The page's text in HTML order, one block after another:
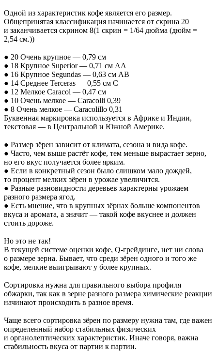
Одной из характеристик кофе является его размер.
Общепринятая классификация начинается от скрина 20
и заканчивается скрином 8(1 скрин = 1/64 дюйма (дюйм =
2,54 см.))
● 20 Очень крупное — 0,79 см
● 18 Крупное Superior — 0,71 см АА
● 16 Крупное Segundas — 0,63 см АВ
● 14 Среднее Terceras — 0,55 см С
● 12 Мелкое Caracol — 0,47 см
● 10 Очень мелкое — Caracolli 0,39
● 8 Очень мелкое — Caracolillo 0,31
Буквенная маркировка используется в Африке и Индии,
текстовая — в Центральной и Южной Америке.
● Размер зёрен зависит от климата, сезона и вида кофе.
● Часто, чем выше растёт кофе, тем меньше вырастает зерно,
но его вкус получается более ярким.
● Если в конкретный сезон было слишком мало дождей,
то процент мелких зёрен в урожае увеличится.
● Разные разновидности деревьев характерны урожаем
разного размера ягод.
● Есть мнение, что в крупных зёрнах больше компонентов
вкуса и аромата, а значит — такой кофе вкуснее и должен
стоить дороже.
Но это не так!
В текущей системе оценки кофе, Q-грейдинге, нет ни слова
о размере зерна. Бывает, что среди зёрен одного и того же
кофе, мелкие выигрывают у более крупных.
Сортировка нужна для правильного выбора профиля
обжарки, так как в зерне разного размера химические реакции
начинают происходить в разное время.
Чаще всего сортировка зёрен по размеру нужна там, где важен
определенный набор стабильных физических
и органолептических характеристик. Иначе говоря, важна
стабильность вкуса от партии к партии.